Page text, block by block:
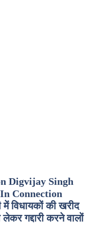
Digvijay Singh
Connection
विधायकों की खरीद
गद्दारी करने वालों